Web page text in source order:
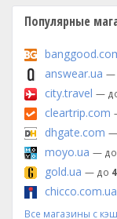
Популярные
answear.ua —
city.travel —
cleartrip.com
dhgate.com —
moyo.ua — до
gold.ua — до
chicco.com.ua
Все магазины с